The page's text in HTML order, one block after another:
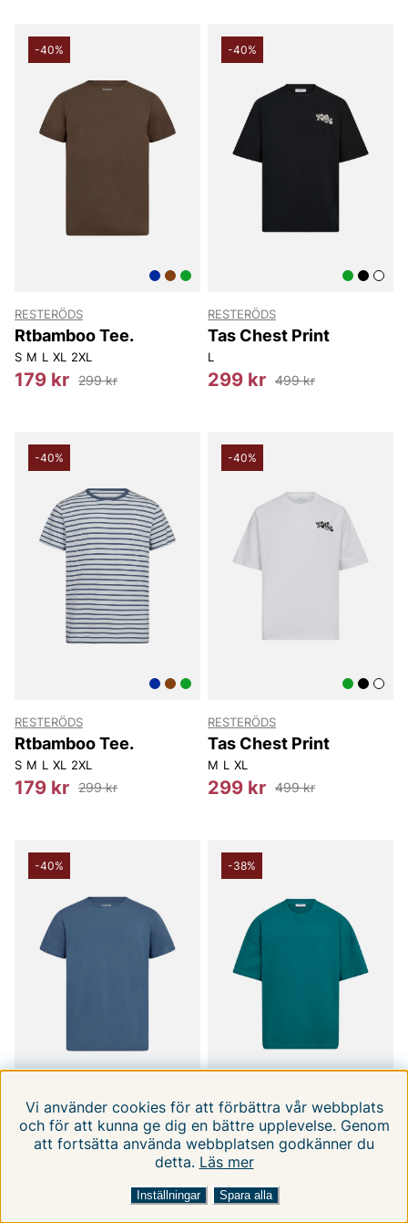
FILTRERA EFTER SORTERA EFTER:
-40%
RESTERÖDS
Rtbamboo Tee.
S M L XL 2XL
179 kr 299 kr
-40%
RESTERÖDS
Tas Chest Print
L
299 kr 499 kr
-40%
RESTERÖDS
Rtbamboo Tee.
S M L XL 2XL
179 kr 299 kr
-40%
RESTERÖDS
Tas Chest Print
M L XL
299 kr 499 kr
-40%
RESTERÖDS
Rtbamboo Tee.
-38%
RESTERÖDS
Rtdev Basic
XS S M
279 kr
Vi använder cookies för att förbättra vår webbplats
och för att kunna ge dig en bättre upplevelse. Genom
att fortsätta använda webbplatsen godkänner du
detta. Läs mer
Inställningar Spara alla